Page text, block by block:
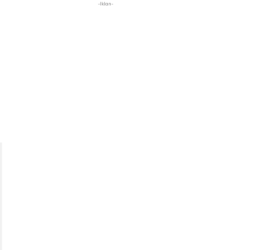
-Iklan-